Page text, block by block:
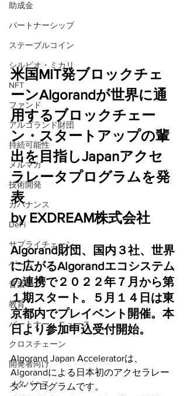
助成金
パートナーシップ
ステーブルコイン
シルビオ・ミカリ
NFT
ファンド
アルゴランド財団
持続可能性
メルマガ
技術開発
ガバナンス
DeFi
サプライチェーン
ゲーム
音楽
教育
パートナー・ニュース
クロスチェーン
開発者向け
メタバース
米国MIT発ブロックチェ
ーンAlgorandが世界に通
用するブロックチェー
ン・スタートアップの輩
出を目指しJapanアクセ
ラレータプログラムを発
表
by EXDREAM株式会社
Algorand財団、国内３社、世界
に広がるAlgorandエコシステム
の連携で２０２２年７月から第
１期スタート。５月１４日は東
京都内でプレイベント開催。本
日より参加申込受付開始。
Algorand Japan Acceleratorは、
Algorandによる日本初のアクセラレー
タ・プログラムです。